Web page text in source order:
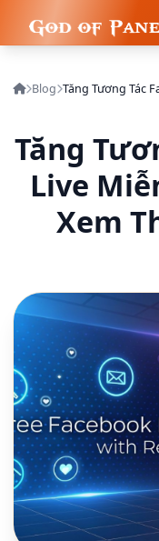
Blog
Tăng
Live
Xem